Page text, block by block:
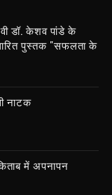
डॉ. केशव पांडे के
पुस्तक "सफलता के
नाटक
में अपनापन